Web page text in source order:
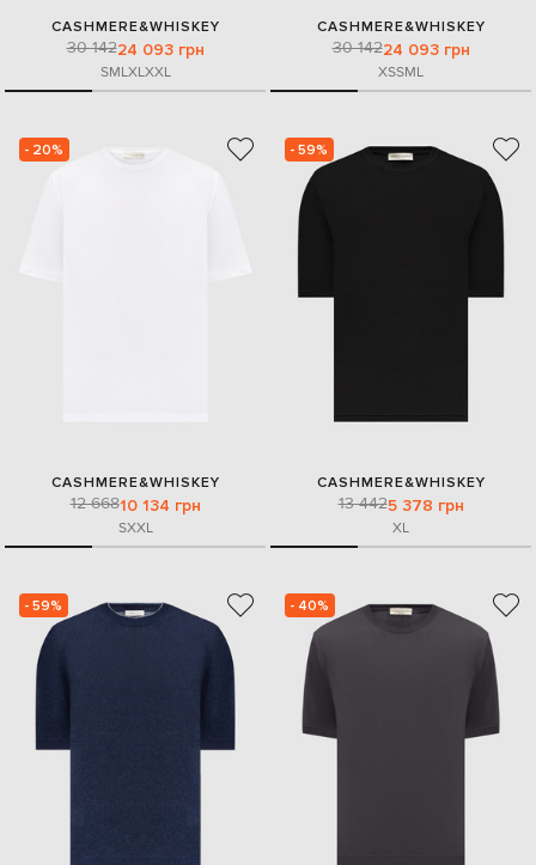
CASHMERE&WHISKEY
30 14224 093 грн
SMLXLXXL
CASHMERE&WHISKEY
30 14224 093 грн
XSSML
- 20%
CASHMERE&WHISKEY
12 66810 134 грн
SXXL
- 59%
CASHMERE&WHISKEY
13 4425 378 грн
XL
- 59% - 40%